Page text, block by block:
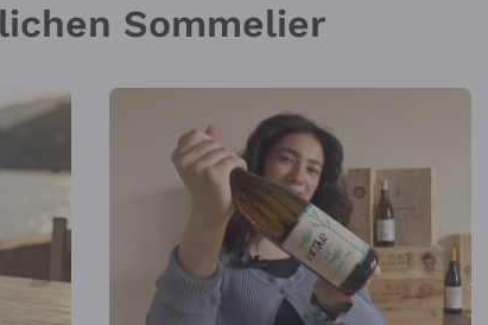
Sommelier